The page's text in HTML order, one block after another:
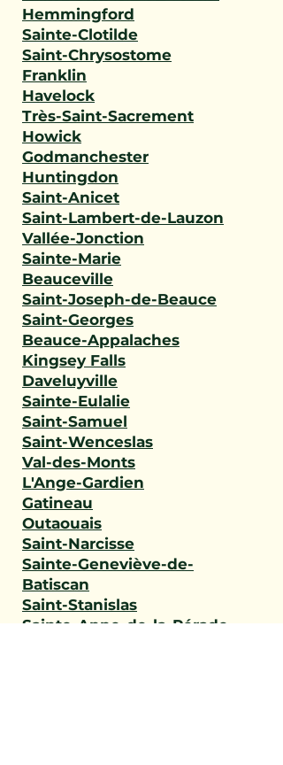
Hemmingford
Sainte-Clotilde
Saint-Chrysostome
Franklin
Havelock
Très-Saint-Sacrement
Howick
Godmanchester
Huntingdon
Saint-Anicet
Saint-Lambert-de-Lauzon
Vallée-Jonction
Sainte-Marie
Beauceville
Saint-Joseph-de-Beauce
Saint-Georges
Beauce-Appalaches
Kingsey Falls
Daveluyville
Sainte-Eulalie
Saint-Samuel
Saint-Wenceslas
Val-des-Monts
L'Ange-Gardien
Gatineau
Outaouais
Saint-Narcisse
Sainte-Geneviève-de-
Batiscan
Saint-Stanislas
Sainte-Anne-de-la-Pérade